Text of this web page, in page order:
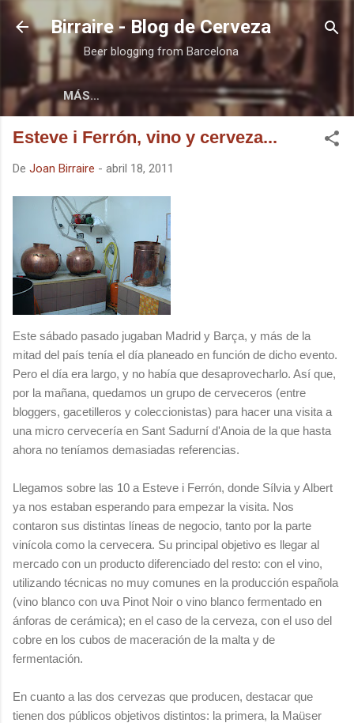
Ir al contenido principal
Birraire - Blog de Cerveza
Beer blogging from Barcelona
MÁS…
Esteve i Ferrón, vino y cerveza...
De Joan Birraire - abril 18, 2011
Este sábado pasado jugaban Madrid y Barça, y más de la
mitad del país tenía el día planeado en función de dicho evento.
Pero el día era largo, y no había que desaprovecharlo. Así que,
por la mañana, quedamos un grupo de cerveceros (entre
bloggers, gacetilleros y coleccionistas) para hacer una visita a
una micro cervecería en Sant Sadurní d'Anoia de la que hasta
ahora no teníamos demasiadas referencias.
Llegamos sobre las 10 a Esteve i Ferrón, donde Sílvia y Albert
ya nos estaban esperando para empezar la visita. Nos
contaron sus distintas líneas de negocio, tanto por la parte
vinícola como la cervecera. Su principal objetivo es llegar al
mercado con un producto diferenciado del resto: con el vino,
utilizando técnicas no muy comunes en la producción española
(vino blanco con uva Pinot Noir o vino blanco fermentado en
ánforas de cerámica); en el caso de la cerveza, con el uso del
cobre en los cubos de maceración de la malta y de
fermentación.
En cuanto a las dos cervezas que producen, destacar que
tienen dos públicos objetivos distintos: la primera, la Maüser